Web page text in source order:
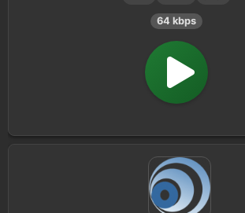
64 kbps